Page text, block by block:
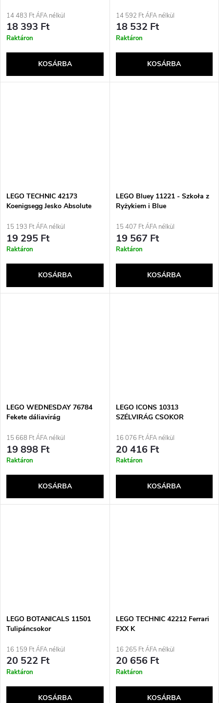
14 483 Ft ÁFA nélkül
18 393 Ft
Raktáron
KOSÁRBA
14 592 Ft ÁFA nélkül
18 532 Ft
Raktáron
KOSÁRBA
LEGO TECHNIC 42173
Koenigsegg Jesko Absolute
15 193 Ft ÁFA nélkül
19 295 Ft
Raktáron
KOSÁRBA
LEGO Bluey 11221 - Szkoła z
Ryżykiem i Blue
15 407 Ft ÁFA nélkül
19 567 Ft
Raktáron
KOSÁRBA
LEGO WEDNESDAY 76784
Fekete dáliavirág
15 668 Ft ÁFA nélkül
19 898 Ft
Raktáron
KOSÁRBA
LEGO ICONS 10313
SZÉLVIRÁG CSOKOR
16 076 Ft ÁFA nélkül
20 416 Ft
Raktáron
KOSÁRBA
LEGO BOTANICALS 11501
Tulipáncsokor
16 159 Ft ÁFA nélkül
20 522 Ft
Raktáron
KOSÁRBA
LEGO TECHNIC 42212 Ferrari
FXX K
16 265 Ft ÁFA nélkül
20 656 Ft
Raktáron
KOSÁRBA